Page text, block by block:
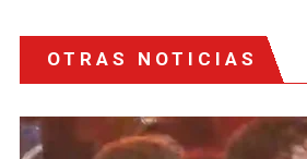
OTRAS NOTICIAS